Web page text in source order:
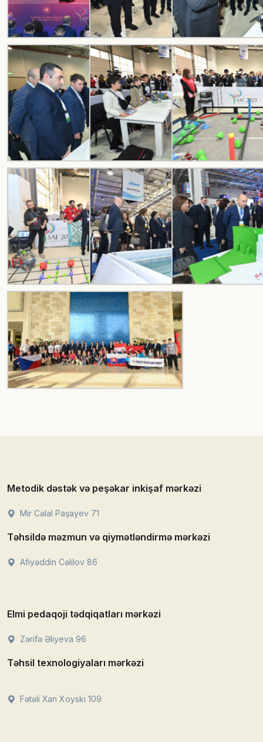
Metodik dəstək və peşəkar inkişaf mərkəzi
Mir Cəlal Paşayev 71
Təhsildə məzmun və qiymətləndirmə mərkəzi
Afiyəddin Cəlilov 86
Elmi pedaqoji tədqiqatları mərkəzi
Zərifə Əliyeva 96
Təhsil texnologiyaları mərkəzi
Fətəli Xan Xoyski 109